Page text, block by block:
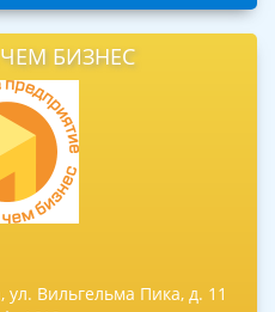
БИЗНЕС
Вильгельма Пика, д. 11